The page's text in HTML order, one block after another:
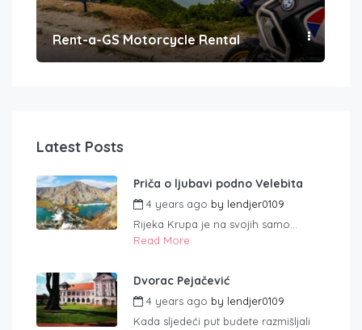
Rent-a-GS Motorcycle Rental
Latest Posts
Priča o ljubavi podno Velebita
4 years ago by lendjer0109
Rijeka Krupa je na svojih samo...
Read More
Dvorac Pejačević
4 years ago by lendjer0109
Kada sljedeći put budete razmišljali